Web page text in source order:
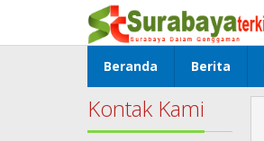
konten
Beranda Berita
Kontak Kami